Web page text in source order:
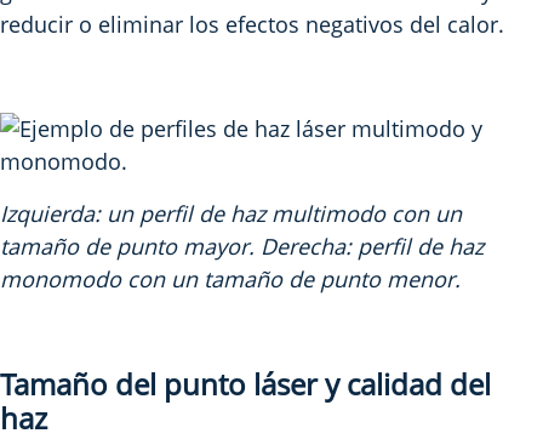
reducir o eliminar los efectos negativos del calor.
Izquierda: un perfil de haz multimodo con un
tamaño de punto mayor. Derecha: perfil de haz
monomodo con un tamaño de punto menor.
Tamaño del punto láser y calidad del
haz